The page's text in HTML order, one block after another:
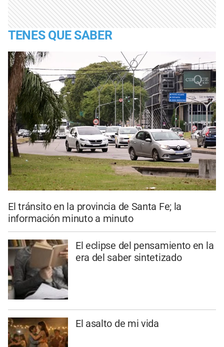
TENES QUE SABER
El tránsito en la provincia de Santa Fe; la
información minuto a minuto
El eclipse del pensamiento en la
era del saber sintetizado
El asalto de mi vida